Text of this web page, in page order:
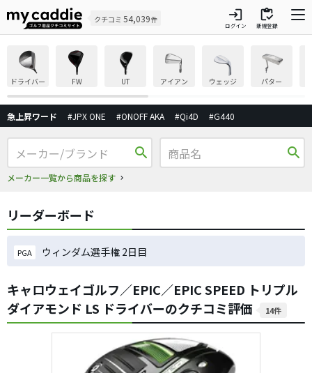
クチコミ 54,039件 login
ログイン
inventory
新規登録
ドライバー FW UT アイアン ウェッジ パター
急上昇ワード #JPX ONE #ONOFF AKA #Qi4D #G440
search
メーカー一覧から商品を探す
search
リーダーボード
PGA ウィンダム選手権 2日目
キャロウェイゴルフ／EPIC／EPIC SPEED トリプル
ダイアモンド LS ドライバーのクチコミ評価
14件